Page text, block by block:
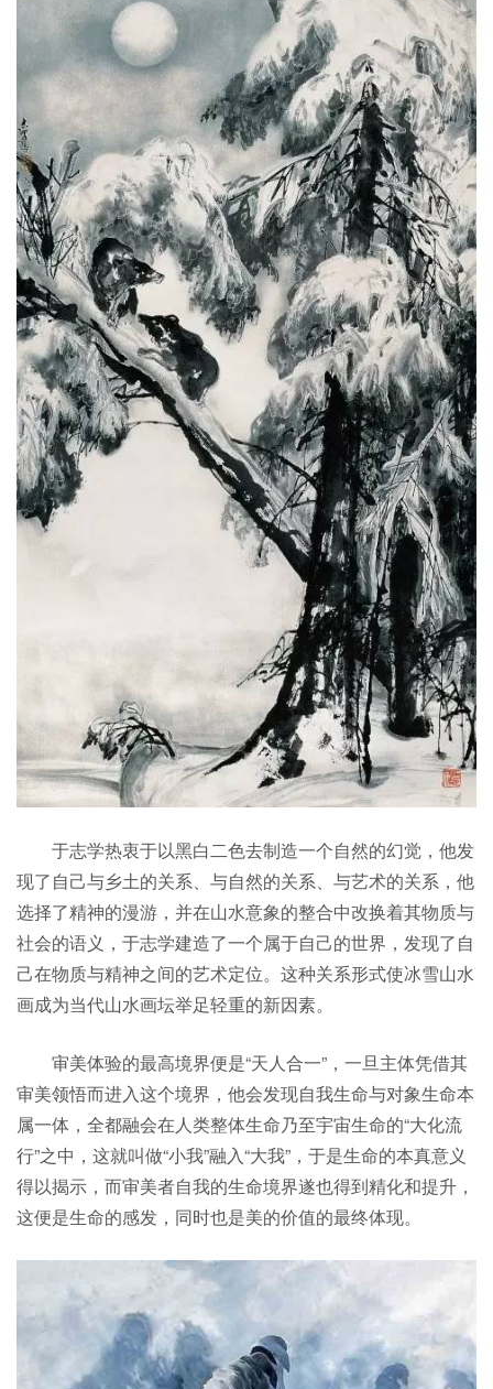
于志学热衷于以黑白二色去制造一个自然的幻觉，他发
现了自己与乡土的关系、与自然的关系、与艺术的关系，他
选择了精神的漫游，并在山水意象的整合中改换着其物质与
社会的语义，于志学建造了一个属于自己的世界，发现了自
己在物质与精神之间的艺术定位。这种关系形式使冰雪山水
画成为当代山水画坛举足轻重的新因素。
审美体验的最高境界便是“天人合一”，一旦主体凭借其
审美领悟而进入这个境界，他会发现自我生命与对象生命本
属一体，全都融会在人类整体生命乃至宇宙生命的“大化流
行”之中，这就叫做“小我”融入“大我”，于是生命的本真意义
得以揭示，而审美者自我的生命境界遂也得到精化和提升，
这便是生命的感发，同时也是美的价值的最终体现。